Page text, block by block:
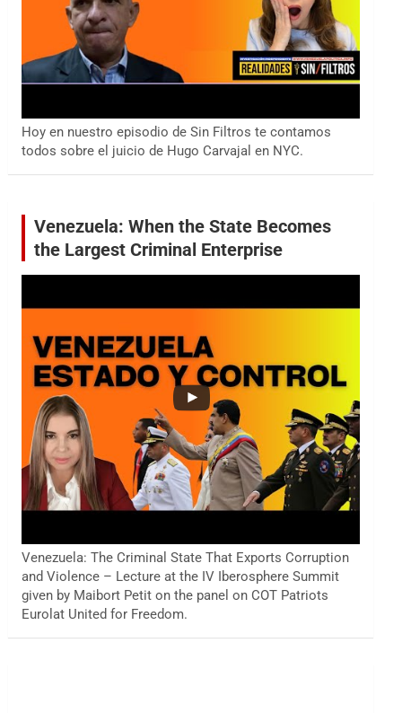
Hoy en nuestro episodio de Sin Filtros te contamos
todos sobre el juicio de Hugo Carvajal en NYC.
Venezuela: When the State Becomes
the Largest Criminal Enterprise
Venezuela: The Criminal State That Exports Corruption
and Violence – Lecture at the IV Iberosphere Summit
given by Maibort Petit on the panel on COT Patriots
Eurolat United for Freedom.